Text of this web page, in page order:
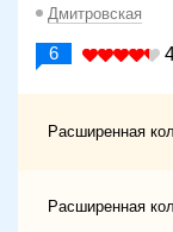
Дмитровская
6
Расширенная
Расширенная